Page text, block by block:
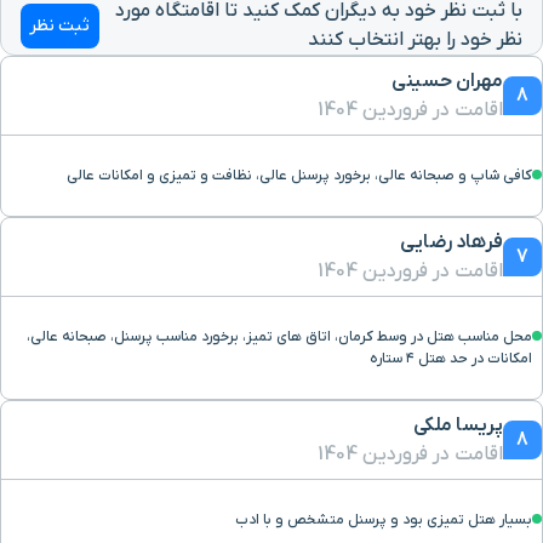
ایستگاه راه آهن ۱۱ دقیقه با خودرو (۸ کیلومتر و ۵۴۴ متر)
گنبد جبلیه ۱۵ دقیقه با خودرو (۸ کیلومتر و ۹۴۳ متر)
فرودگاه بین المللی ۱۳ دقیقه با خودرو (۹ کیلومتر و ۷۶۳ متر)
پارک جنگلی پردیسان قائم ۱۶ دقیقه با خودرو (۱۰ کیلومتر و ۳۳۸ متر)
آرامگاه شاه نعمت الله
ولی
۳۵ دقیقه با خودرو (۳۹ کیلومتر و ۶۸۲ متر)
باغ شاهزاده
با ثبت نظر خود به دیگران کمک کنید تا اقامتگاه مورد
نظر خود را بهتر انتخاب کنند
ثبت نظر
8
مهران حسینی
اقامت در فروردین 1404
کافی شاپ و صبحانه عالی، برخورد پرسنل عالی، نظافت و تمیزی و امکانات عالی
7
فرهاد رضایی
اقامت در فروردین 1404
محل مناسب هتل در وسط کرمان، اتاق های تمیز، برخورد مناسب پرسنل، صبحانه عالی،
امکانات در حد هتل ۴ ستاره
8
پریسا ملکی
اقامت در فروردین 1404
بسیار هتل تمیزی بود و پرسنل متشخص و با ادب